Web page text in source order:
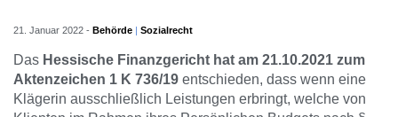
21. Januar 2022 - Behörde Sozialrecht
Das Hessische Finanzgericht hat am 21.10.2021 zum
Aktenzeichen 1 K 736/19 entschieden, dass wenn eine
Klägerin ausschließlich Leistungen erbringt, welche von